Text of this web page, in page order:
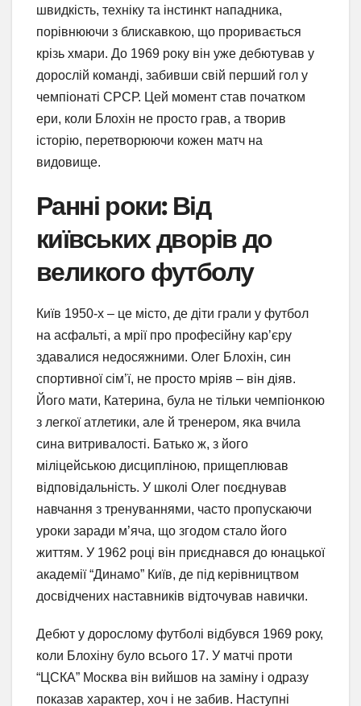
швидкість, техніку та інстинкт нападника,
порівнюючи з блискавкою, що проривається
крізь хмари. До 1969 року він уже дебютував у
дорослій команді, забивши свій перший гол у
чемпіонаті СРСР. Цей момент став початком
ери, коли Блохін не просто грав, а творив
історію, перетворюючи кожен матч на
видовище.
Ранні роки: Від
київських дворів до
великого футболу
Київ 1950-х – це місто, де діти грали у футбол
на асфальті, а мрії про професійну кар’єру
здавалися недосяжними. Олег Блохін, син
спортивної сім’ї, не просто мріяв – він діяв.
Його мати, Катерина, була не тільки чемпіонкою
з легкої атлетики, але й тренером, яка вчила
сина витривалості. Батько ж, з його
міліцейською дисципліною, прищеплював
відповідальність. У школі Олег поєднував
навчання з тренуваннями, часто пропускаючи
уроки заради м’яча, що згодом стало його
життям. У 1962 році він приєднався до юнацької
академії “Динамо” Київ, де під керівництвом
досвідчених наставників відточував навички.
Дебют у дорослому футболі відбувся 1969 року,
коли Блохіну було всього 17. У матчі проти
“ЦСКА” Москва він вийшов на заміну і одразу
показав характер, хоч і не забив. Наступні